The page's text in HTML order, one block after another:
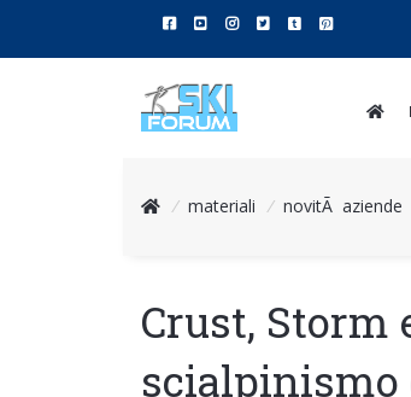
/ materiali / novitÃ aziende
Crust, Storm
scialpinismo